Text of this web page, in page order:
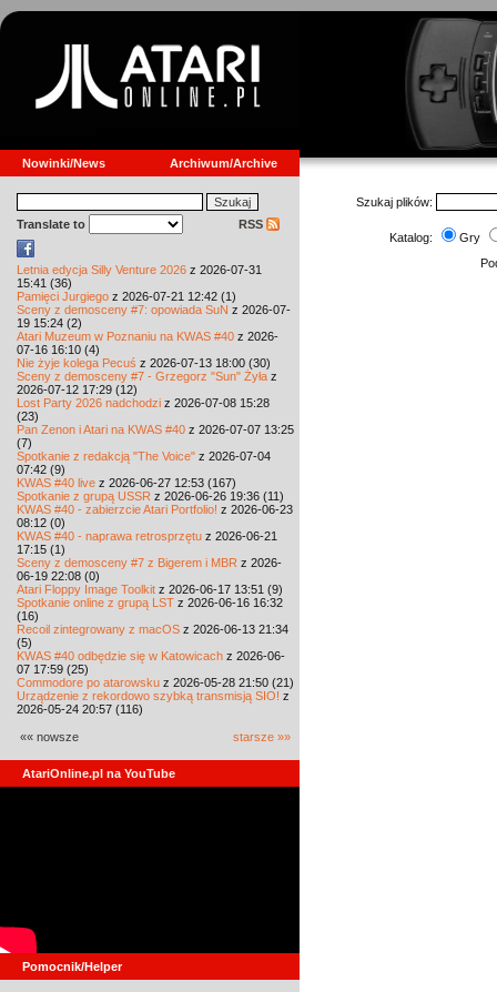
Nowinki/News Archiwum/Archive
Translate to RSS
Letnia edycja Silly Venture 2026 z 2026-07-31
15:41 (36)
Pamięci Jurgiego z 2026-07-21 12:42 (1)
Sceny z demosceny #7: opowiada SuN z 2026-07-
19 15:24 (2)
Atari Muzeum w Poznaniu na KWAS #40 z 2026-
07-16 16:10 (4)
Nie żyje kolega Pecuś z 2026-07-13 18:00 (30)
Sceny z demosceny #7 - Grzegorz "Sun" Żyła z
2026-07-12 17:29 (12)
Lost Party 2026 nadchodzi z 2026-07-08 15:28
(23)
Pan Zenon i Atari na KWAS #40 z 2026-07-07 13:25
(7)
Spotkanie z redakcją "The Voice" z 2026-07-04
07:42 (9)
KWAS #40 live z 2026-06-27 12:53 (167)
Spotkanie z grupą USSR z 2026-06-26 19:36 (11)
KWAS #40 - zabierzcie Atari Portfolio! z 2026-06-23
08:12 (0)
KWAS #40 - naprawa retrosprzętu z 2026-06-21
17:15 (1)
Sceny z demosceny #7 z Bigerem i MBR z 2026-
06-19 22:08 (0)
Atari Floppy Image Toolkit z 2026-06-17 13:51 (9)
Spotkanie online z grupą LST z 2026-06-16 16:32
(16)
Recoil zintegrowany z macOS z 2026-06-13 21:34
(5)
KWAS #40 odbędzie się w Katowicach z 2026-06-
07 17:59 (25)
Commodore po atarowsku z 2026-05-28 21:50 (21)
Urządzenie z rekordowo szybką transmisją SIO! z
2026-05-24 20:57 (116)
«« nowsze starsze »»
AtariOnline.pl na YouTube
Pomocnik/Helper
Szukaj plików:
Katalog:
Gry